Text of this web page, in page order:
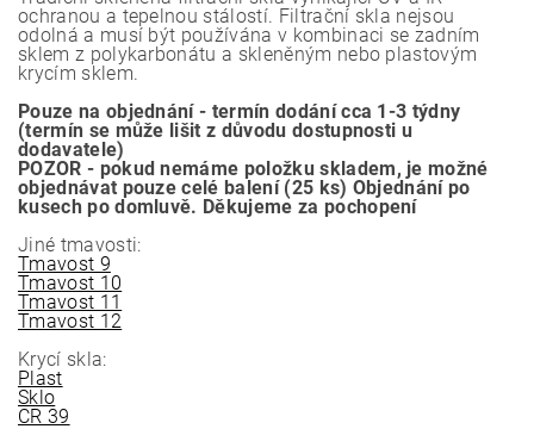
ochranou a tepelnou stálostí. Filtrační skla nejsou
odolná a musí být používána v kombinaci se zadním
sklem z polykarbonátu a skleněným nebo plastovým
krycím sklem.
Pouze na objednání - termín dodání cca 1-3 týdny
(termín se může lišit z důvodu dostupnosti u
dodavatele)
POZOR - pokud nemáme položku skladem, je možné
objednávat pouze celé balení (25 ks) Objednání po
kusech po domluvě. Děkujeme za pochopení
Jiné tmavosti:
Tmavost 9
Tmavost 10
Tmavost 11
Tmavost 12
Krycí skla:
Plast
Sklo
CR 39